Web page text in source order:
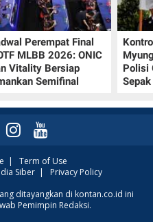
Perempat Final
MLBB 2026: ONIC
Vitality Bersiap
Semifinal
Polisi
| Term of Use
Siber| Privacy Policy
ditayangkan di kontan.co.id ini
Pemimpin Redaksi.